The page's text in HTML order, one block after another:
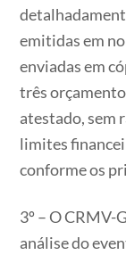
emitidas em
enviadas em
três
atestado, sem
limites
conforme os
3º – O CRMV-
análise do